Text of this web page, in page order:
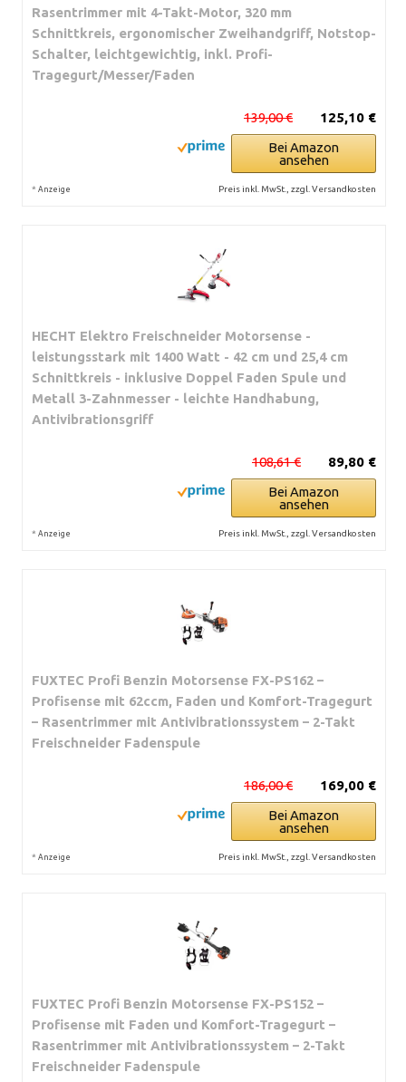
Rasentrimmer mit 4-Takt-Motor, 320 mm
Schnittkreis, ergonomischer Zweihandgriff, Notstop-
Schalter, leichtgewichtig, inkl. Profi-
Tragegurt/Messer/Faden
125,10 €
139,00 €
Bei Amazon
ansehen
* Anzeige Preis inkl. MwSt., zzgl. Versandkosten
HECHT Elektro Freischneider Motorsense -
leistungsstark mit 1400 Watt - 42 cm und 25,4 cm
Schnittkreis - inklusive Doppel Faden Spule und
Metall 3-Zahnmesser - leichte Handhabung,
Antivibrationsgriff
89,80 €
108,61 €
Bei Amazon
ansehen
* Anzeige Preis inkl. MwSt., zzgl. Versandkosten
FUXTEC Profi Benzin Motorsense FX-PS162 –
Profisense mit 62ccm, Faden und Komfort-Tragegurt
– Rasentrimmer mit Antivibrationssystem – 2-Takt
Freischneider Fadenspule
169,00 €
186,00 €
Bei Amazon
ansehen
* Anzeige Preis inkl. MwSt., zzgl. Versandkosten
FUXTEC Profi Benzin Motorsense FX-PS152 –
Profisense mit Faden und Komfort-Tragegurt –
Rasentrimmer mit Antivibrationssystem – 2-Takt
Freischneider Fadenspule